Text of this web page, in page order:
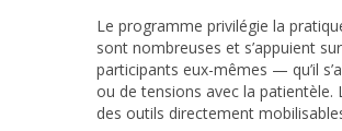
Le programme privilégie la
sont nombreuses et s’appuient
participants eux-mêmes — qu’il
ou de tensions avec la patientèle.
des outils directement